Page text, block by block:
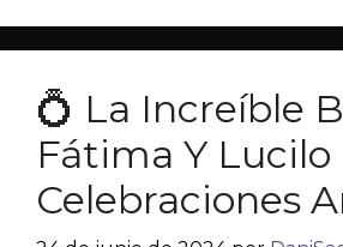
💍 La Increíble
Fátima Y Lucilo
Celebraciones